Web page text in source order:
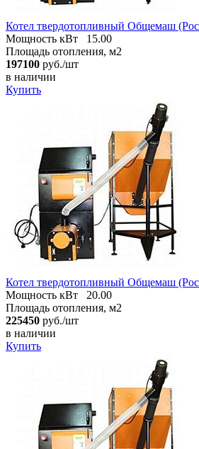
Котел твердотопливный Общемаш
Мощность кВт
15.00
Площадь отопления, м2
197100 руб./шт
в наличии
Купить
Котел твердотопливный Общемаш
Мощность кВт
20.00
Площадь отопления, м2
225450 руб./шт
в наличии
Купить